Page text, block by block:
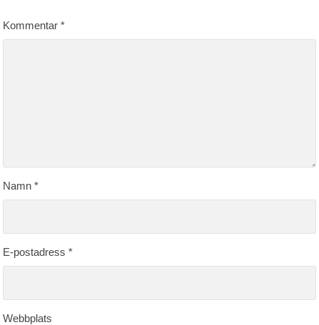
Kommentar*
Namn*
E-postadress*
Webbplats